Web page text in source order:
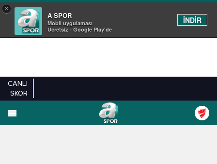
×
A SPOR
Mobil uygulaması
Ücretsiz - Google Play'de
İNDİR
CANLI
SKOR